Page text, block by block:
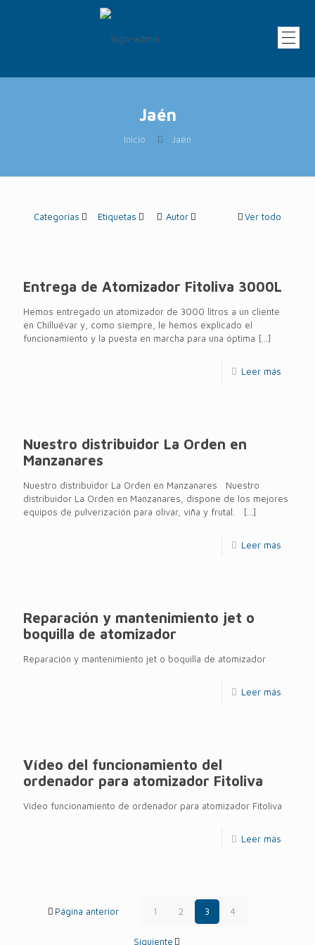
Jaén
Inicio Jaén
Categorías Etiquetas Autor Ver todo
Entrega de Atomizador Fitoliva 3000L
Hemos entregado un atomizador de 3000 litros a un cliente
en Chilluévar y, como siempre, le hemos explicado el
funcionamiento y la puesta en marcha para una óptima […]
Leer más
Nuestro distribuidor La Orden en
Manzanares
Nuestro distribuidor La Orden en Manzanares Nuestro
distribuidor La Orden en Manzanares, dispone de los mejores
equipos de pulverización para olivar, viña y frutal.
[…]
Leer más
Reparación y mantenimiento jet o
boquilla de atomizador
Reparación y mantenimiento jet o boquilla de atomizador
Leer más
Vídeo del funcionamiento del
ordenador para atomizador Fitoliva
Vídeo funcionamiento de ordenador para atomizador Fitoliva
Leer más
Página anterior 1 2 3 4
Siguiente